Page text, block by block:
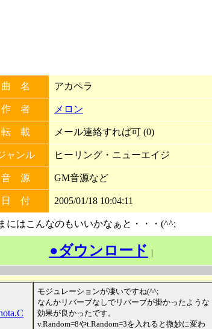
曲 名 アカペラ
作 者 メロン
転 載 メール連絡すれば可 (0)
ャンル ヒーリング・ニューエイジ
音 源 GM音源など
日 付 2005/01/18 10:04:11
にはこんなのもいいかなぁと・・・(^^;
●ダウンロード ｜
モジュレーションが凄いですね(^^;
なんかリバーブなしでリバーブが掛かったような
効果が良かったです。
v.Random=8やt.Random=3を入れると微妙に変わ